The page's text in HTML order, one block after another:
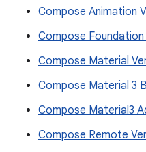
Compose Animation
Compose
Compose Material
Compose Material 3
Compose Material3
Compose Remote